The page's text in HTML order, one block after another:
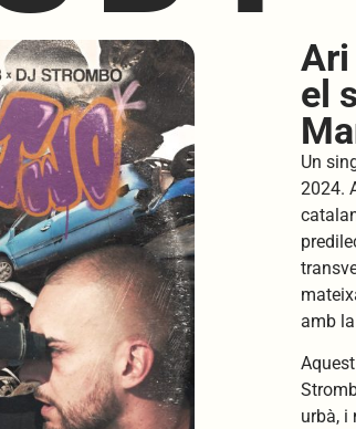
Ari
el
Un
2024.
amb
urbà, i